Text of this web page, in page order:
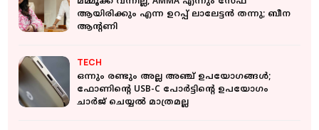
ആയിരിക്കും എന്ന ഉറപ്പ് ലാലേട്ടൻ തന്നു; ബീന
ആന്റണി
TECH
ഒന്നും രണ്ടും അല്ല അഞ്ച് ഉപയോഗങ്ങള്‍;
ഫോണിന്റെ USB-C പോര്‍ട്ടിന്റെ ഉപയോഗം
ചാര്‍ജ് ചെയ്യല്‍ മാത്രമല്ല